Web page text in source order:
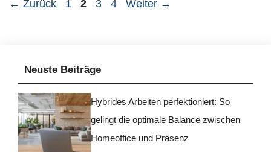
← Zurück Seite
1 Seite
2 Seite
3 Seite
4 Weiter →
Neuste Beiträge
Hybrides Arbeiten perfektioniert: So
gelingt die optimale Balance zwischen
Homeoffice und Präsenz